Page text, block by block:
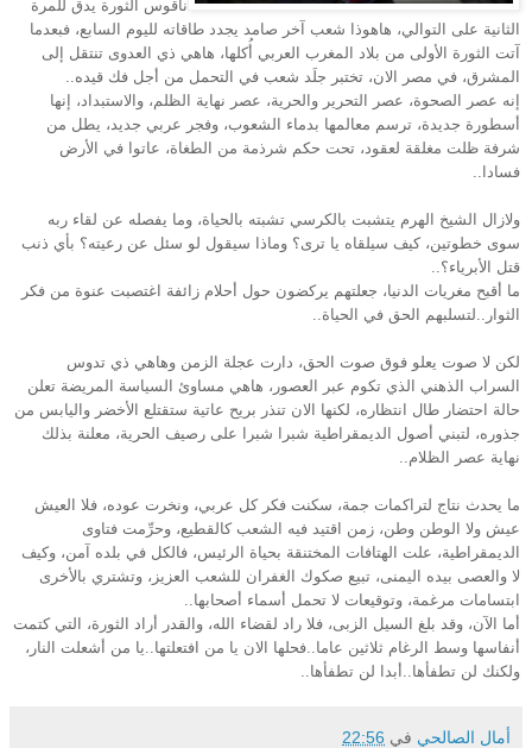
ناقوس الثورة يدق للمرة
الثانية على التوالي، هاهوذا شعب آخر صامد يجدد طاقاته لليوم السابع، فبعدما
آتت الثورة الأولى من بلاد المغرب العربي أُكلها، هاهي ذي العدوى تنتقل إلى
المشرق، في مصر الان، تختبر جلَد شعب في التحمل من أجل فك قيده..
إنه عصر الصحوة، عصر التحرير والحرية، عصر نهاية الظلم، والاستبداد، إنها
أسطورة جديدة، ترسم معالمها بدماء الشعوب، وفجر عربي جديد، يطل من
شرفة ظلت مغلقة لعقود، تحت حكم شرذمة من الطغاة، عاتوا في الأرض
فسادا..
ولازال الشيخ الهرم يتشبت بالكرسي تشبته بالحياة، وما يفصله عن لقاء ربه
سوى خطوتين، كيف سيلقاه يا ترى؟ وماذا سيقول لو سئل عن رعيته؟ بأي ذنب
قتل الأبرياء؟..
ما أقبح مغريات الدنيا، جعلتهم يركضون حول أحلام زائفة اغتصبت عنوة من فكر
الثوار..لتسلبهم الحق في الحياة..
لكن لا صوت يعلو فوق صوت الحق، دارت عجلة الزمن وهاهي ذي تدوس
السراب الذهني الذي تكوم عبر العصور، هاهي مساوئ السياسة المريضة تعلن
حالة احتضار طال انتظاره، لكنها الان تنذر بريح عاتية ستقتلع الأخضر واليابس من
جذوره، لتبني أصول الديمقراطية شبرا شبرا على رصيف الحرية، معلنة بذلك
نهاية عصر الظلام..
ما يحدث نتاج لتراكمات جمة، سكنت فكر كل عربي، ونخرت عوده، فلا العيش
عيش ولا الوطن وطن، زمن اقتيد فيه الشعب كالقطيع، وحرِّمت فتاوى
الديمقراطية، علت الهتافات المختنقة بحياة الرئيس، فالكل في بلده آمن، وكيف
لا والعصى بيده اليمنى، تبيع صكوك الغفران للشعب العزيز، وتشتري بالأخرى
ابتسامات مرغمة، وتوقيعات لا تحمل أسماء أصحابها..
أما الآن، وقد بلغ السيل الزبى، فلا راد لقضاء الله، والقدر أراد الثورة، التي كتمت
أنفاسها وسط الرغام ثلاثين عاما..فحلها الان يا من افتعلتها..يا من أشعلت النار،
ولكنك لن تطفأها..أبدا لن تطفأها..
أمال الصالحي في 22:56